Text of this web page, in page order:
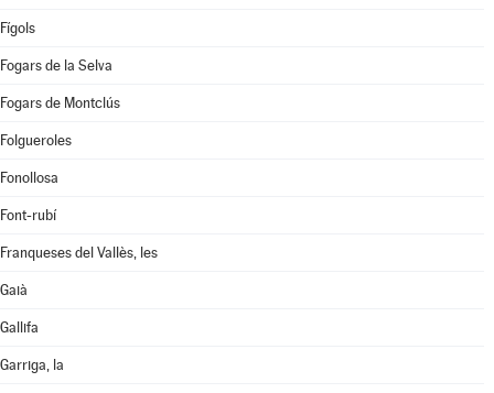
Fígols
Fogars de la Selva
Fogars de Montclús
Folgueroles
Fonollosa
Font-rubí
Franqueses del Vallès, les
Gaià
Gallifa
Garriga, la